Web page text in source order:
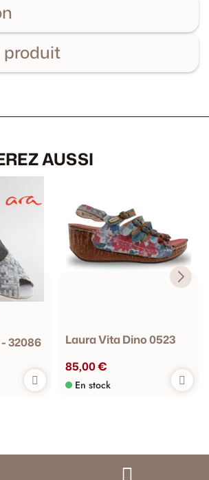
produit
AUSSI
32086
Laura Vita Dino 0523
85,00 €
En stock